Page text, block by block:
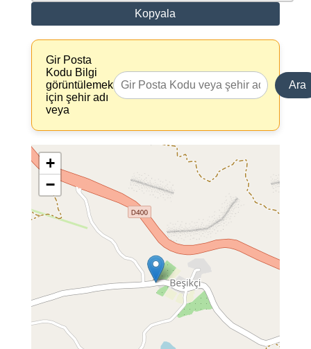
Kopyala
Gir Posta
Kodu Bilgi
görüntülemek
için şehir adı
veya
Ara
+
−